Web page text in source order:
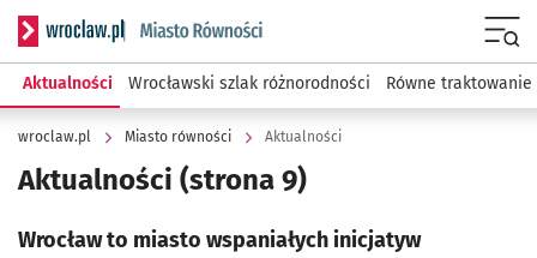
Serwis informacyjny wroclaw.pl podserwis: Miasto równości
Aktualności Wrocławski szlak różnorodności Równe traktowanie
wroclaw.pl Miasto równości Aktualności
Aktualności (strona 9)
Wrocław to miasto wspaniałych inicjatyw